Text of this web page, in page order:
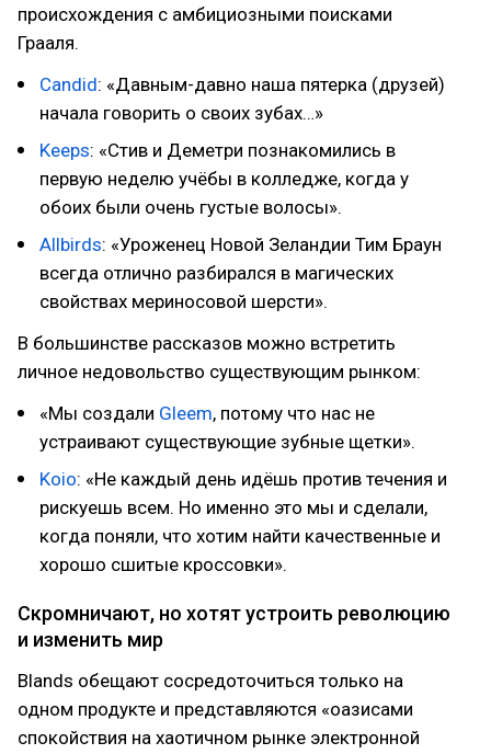
происхождения с амбициозными поисками
Грааля.
Candid: «Давным-давно наша пятерка (друзей)
начала говорить о своих зубах…»
Keeps: «Стив и Деметри познакомились в
первую неделю учёбы в колледже, когда у
обоих были очень густые волосы».
Allbirds: «Уроженец Новой Зеландии Тим Браун
всегда отлично разбирался в магических
свойствах мериносовой шерсти».
В большинстве рассказов можно встретить
личное недовольство существующим рынком:
«Мы создали Gleem, потому что нас не
устраивают существующие зубные щетки».
Koio: «Не каждый день идёшь против течения и
рискуешь всем. Но именно это мы и сделали,
когда поняли, что хотим найти качественные и
хорошо сшитые кроссовки».
Скромничают, но хотят устроить революцию
и изменить мир
Blands обещают сосредоточиться только на
одном продукте и представляются «оазисами
спокойствия на хаотичном рынке электронной